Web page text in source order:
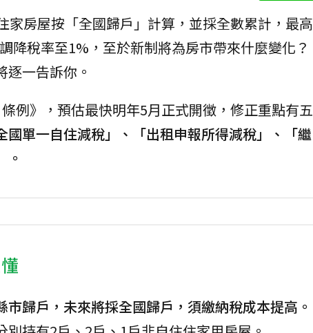
家房屋按「全國歸戶」計算，並採全數累計，最高
降稅率至1%，至於新制將為房市帶來什麼變化？
一告訴你。
條例》，預估最快明年5月正式開徵，修正重點有五
單一自住減稅」、「出租申報所得減稅」、「繼
。
歸戶，未來將採全國歸戶，須繳納稅成本提高。